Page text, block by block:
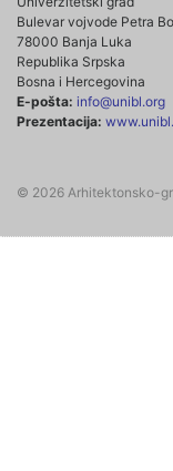
Bulevar vojvode Petra
78000 Banja Luka
Republika Srpska
Bosna i Hercegovina
E-pošta: info@unibl.org
Prezentacija:
© 2026 Arhitektonsko-